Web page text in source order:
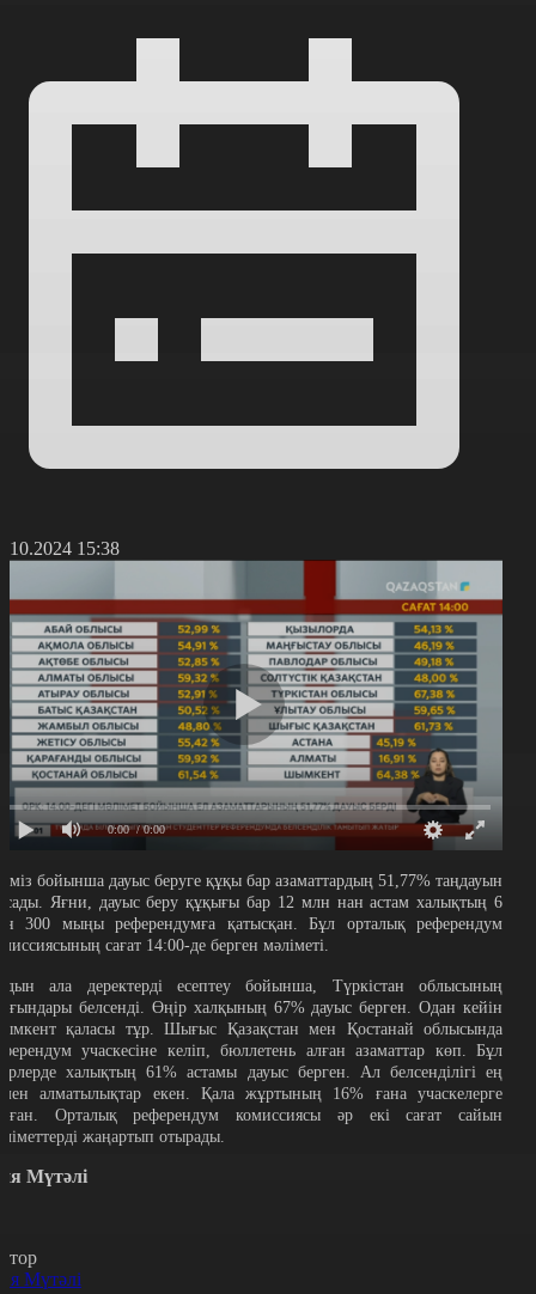
15:38
0:00 / 0:00
бойынша дауыс беруге құқы бар азаматтардың 51,77% таңдауын
Яғни, дауыс беру құқығы бар 12 млн нан астам халықтың 6
300 мыңы референдумға қатысқан. Бұл орталық референдум
сағат 14:00-де берген мәліметі.
ала деректерді есептеу бойынша, Түркістан облысының
белсенді. Өңір халқының 67% дауыс берген. Одан кейін
қаласы тұр. Шығыс Қазақстан мен Қостанай облысында
учаскесіне келіп, бюллетень алған азаматтар көп. Бұл
халықтың 61% астамы дауыс берген. Ал белсенділігі ең
алматылықтар екен. Қала жұртының 16% ғана учаскелерге
Орталық референдум комиссиясы әр екі сағат сайын
жаңартып отырады.
Мүтәлі
Мүтәлі